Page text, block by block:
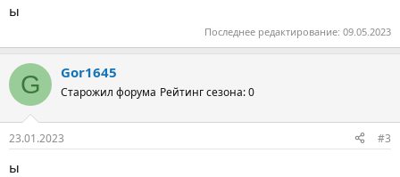
ы
Последнее редактирование: 09.05.2023
G Gor1645
Старожил форума Рейтинг сезона: 0
23.01.2023 #3
ы